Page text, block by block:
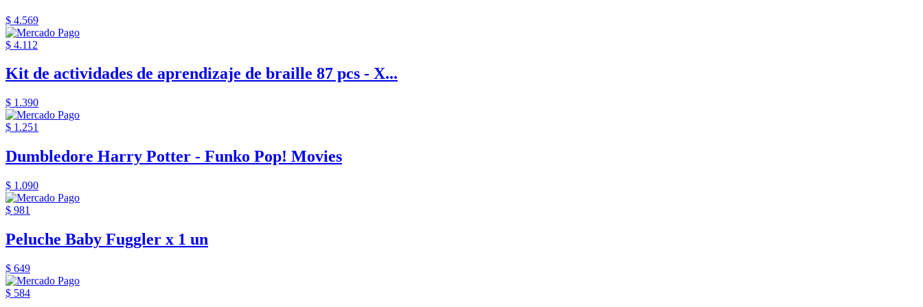
$ 4.569
$ 4.112
Kit de actividades de aprendizaje de braille 87 pcs - X...
$ 1.390
$ 1.251
Dumbledore Harry Potter - Funko Pop! Movies
$ 1.090
$ 981
Peluche Baby Fuggler x 1 un
$ 649
$ 584